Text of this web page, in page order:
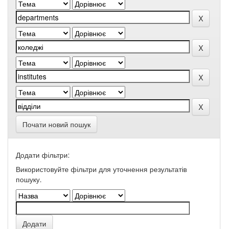
Почати новий пошук
Додати фільтри:
Використовуйте фільтри для уточнення результатів
пошуку.